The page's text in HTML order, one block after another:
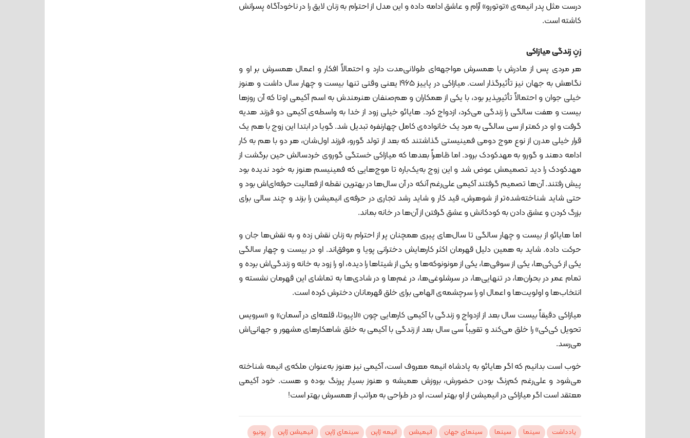
درست مثل پدر انیمه‌ی «توتورو» آرام و عاشق ادامه‌ داده و این مدل از احترام به زنان لایق را در ناخودآگاه پسرانش
کاشته است.
زنِ زندگی میازاکی
هر مردی پس از مادرش با همسرش مواجهه‌ای طولانی‌مدت دارد و احتمالاً افکار و اعمال همسرش بر او و
نگاهش به جهان نیز تأثیرگذار است. میازاکی در پاییز 1965 یعنی وقتی تنها بیست و چهار سال داشت و هنوز
خیلی جوان و احتمالاً تأثیرپذیر بود، با یکی از همکاران و هم‌صنفان هنرمندش به اسم آکیمی اوتا که آن روزها
بیست و هفت سالگی را زندگی می‌کرد، ازدواج کرد. هایائو خیلی زود از خدا به واسطه‌ی آکیمی دو فرزند هدیه
گرفت و او در کمتر از سی سالگی به مرد یک خانواده‌ی کامل چهارنفره تبدیل شد. گویا در ابتدا این زوج با هم یک
قرار خیلی مدرن از نوع موج دومی فمینیستی گذاشتند که بعد از تولد گورو، فرزند اول‌شان، هر دو با هم به کار
ادامه دهند و گورو به مهدکودک برود. اما ظاهراً بعدها که میازاکی خستگی گوروی خردسالش حین برگشت از
مهدکودک را دید تصمیمش عوض شد و این زوج به‌یک‌باره تا موج‌هایی که فمینیسم هنوز به خود ندیده بود
پیش رفتند. آن‌ها تصمیم گرفتند آکیمی علی‌رغم آنکه در آن سال‌ها در بهترین نقطه از فعالیت حرفه‌ای‌اش بود و
حتی شاید شناخته‌شده‌تر از شوهرش، قید کار و شاید رشد تجاری در حرفه‌ی انیمیشن را بزند و چند سالی برای
بزرگ کردن و عشق دادن به کودکانش و عشق گرفتن از آن‌ها در خانه بماند.
اما هایائو از بیست و چهار سالگی تا سال‌های پیری همچنان پر از احترام به زنان نقش زده و به نقش‌ها جان و
حرکت داده. شاید به همین دلیل قهرمان اکثر کارهایش دخترانی پویا و موفق‌اند. او در بیست و چهار سالگی
یکی از ‌‌کی‌کی‌ها، یکی از سوفی‌ها، یکی از مونونوکه‌ها و یکی از شیتاها را دیده، او را زود به خانه و زندگی‌اش برده و
تمام عمر در بحران‌ها، در تنهایی‌ها، در سرشلوغی‌ها، در غم‌ها و در شادی‌ها به تماشای این قهرمان نشسته و
انتخاب‌ها و اولویت‌ها و اعمال او را سرچشمه‌ی الهامی برای خلق قهرمانان دخترش کرده است.
میازاکی دقیقاً بیست سال بعد از ازدواج و زندگی با آکیمی کارهایی چون «لاپیوتا، قلعه‌ای در آسمان» و «سرویس
تحویل کی‌کی» را خلق می‌کند و تقریباً سی سال بعد از زندگی با آکیمی به خلق شاهکارهای مشهور و جهانی‌اش
می‌رسد.
خوب است بدانیم که اگر هایائو به پادشاه انیمه معروف است، آکیمی نیز هنوز به‌عنوان ملکه‌ی انیمه شناخته
می‌شود و علی‌رغم کم‌رنگ بودن حضورش، بروزش همیشه و هنوز بسیار پررنگ بوده و هست. خود آکیمی
معتقد است اگر میازاکی در انیمیشن از او بهتر است، او در طراحی به مراتب از همسرش بهتر است!
یادداشت سینما سینما سینمای جهان انیمیشن انیمه ژاپن سینمای ژاپن انیمیشن ژاپن پونیو